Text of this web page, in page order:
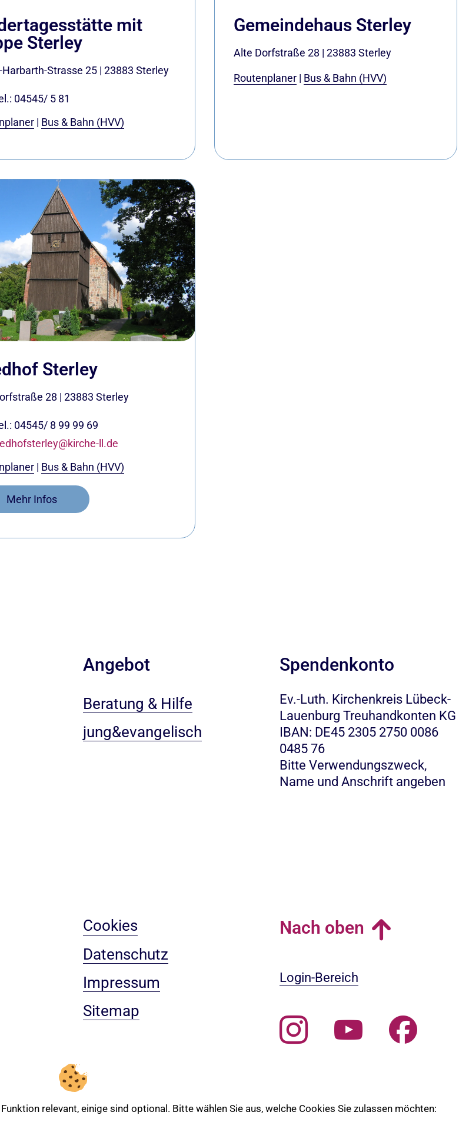
mit
Sterley
Strasse 25 |23883 Sterley
04545/ 5 81
| Bus & Bahn (HVV)
Gemeindehaus Sterley
Alte Dorfstraße 28 | 23883 Sterley
Routenplaner| Bus & Bahn (HVV)
Sterley
28 |23883 Sterley
04545/ 8 99 99 69
ll.de
| Bus & Bahn (HVV)
Mehr Infos
Angebot
Beratung & Hilfe
jung&evangelisch
Spendenkonto
Ev.-Luth. Kirchenkreis Lübeck-
Lauenburg Treuhandkonten KG
IBAN: DE45 2305 2750 0086
0485 76
Bitte Verwendungszweck,
Name und Anschrift angeben
Cookies
Datenschutz
Impressum
Sitemap
Nach oben
Login-Bereich
Entdecken Sie mehr über die Ev. Kirche Lübeck-Lauenburg
relevant, einige sind optional. Bitte wählen Sie aus, welche Cookies Sie zulassen möchten: